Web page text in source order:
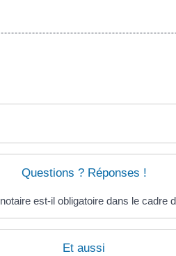
Questions ? Réponses !
est-il obligatoire dans le cadre
Et aussi